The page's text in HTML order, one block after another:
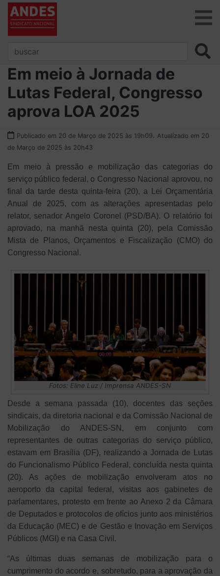
Em meio à Jornada de
Lutas Federal, Congresso
aprova LOA 2025
Publicado em 20 de Março de 2025 às 19h09.
Atualizado em 20
de Março de 2025 às 20h43
Em meio à pressão e mobilização das categorias do
serviço público federal, o Congresso Nacional aprovou, no
final da tarde desta quinta-feira (20), a Lei Orçamentária
Anual de 2025, com as alterações apresentadas pelo
relator, senador Angelo Coronel (PSD/BA). O relatório foi
aprovado, na manhã nesta quinta (20), pela Comissão
Mista de Planos, Orçamentos e Fiscalização (CMO) do
Congresso Nacional.
Fotos: Eline Luz / Imprensa ANDES-SN
Desde a semana passada (10), docentes das seções
sindicais, da diretoria nacional e da Comissão Nacional de
Mobilização do ANDES-SN, em conjunto com
representantes de outras categorias do serviço público,
estavam em Brasília (DF), realizando a Jornada de Lutas
do Funcionalismo Público Federal, concluída nesta quinta
(20). As ações de mobilização envolveram atos no
aeroporto da capital federal, visitas aos gabinetes de
parlamentares, protesto em frente ao Anexo 2 da Câmara
de Deputados e protocolos de ofícios junto aos ministérios
da Educação (MEC) e de Gestão e Inovação em Serviços
Públicos (MGI) e na Casa Civil.
“As últimas duas semanas de mobilização para o
cumprimento do acordo e, sobretudo, para a aprovação da